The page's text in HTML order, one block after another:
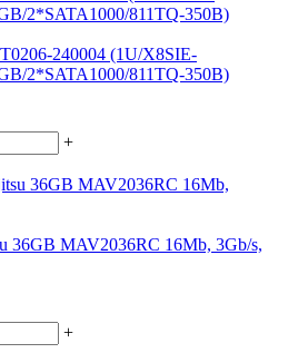
240004 (1U/X8SIE-
2*SATA1000/811TQ-350B)
+
36GB MAV2036RC 16Mb, 3Gb/s,
+